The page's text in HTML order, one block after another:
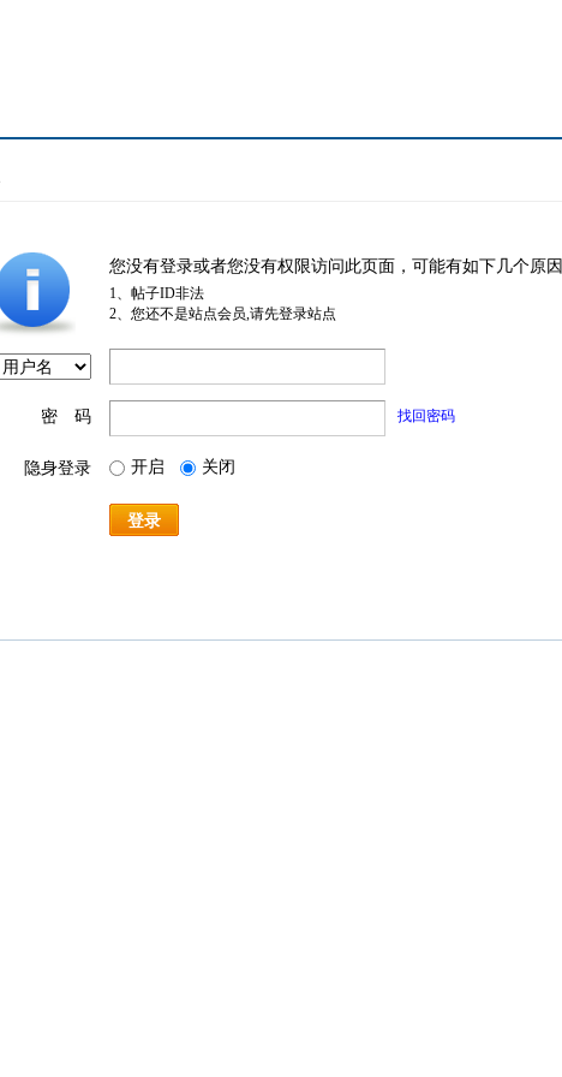
您没有登录或者您没有权限访问此页面，可能有如下几个原因
1、帖子ID非法
2、您还不是站点会员,请先登录站点
密 码 找回密码
隐身登录 开启 关闭
登录